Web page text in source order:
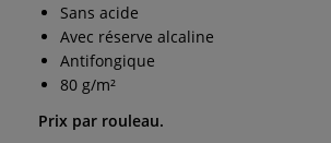
Sans acide
Avec réserve alcaline
Antifongique
80 g/m²
Prix par rouleau.